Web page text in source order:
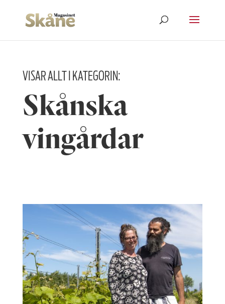
VISAR ALLT I KATEGORIN:
Skånska
vingårdar